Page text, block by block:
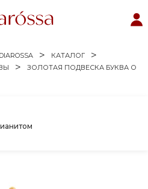
КАТАЛОГ
ЗОЛОТАЯ ПОДВЕСКА БУКВА О